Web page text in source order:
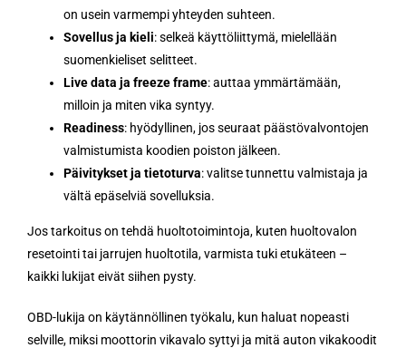
on usein varmempi yhteyden suhteen.
Sovellus ja kieli: selkeä käyttöliittymä, mielellään
suomenkieliset selitteet.
Live data ja freeze frame: auttaa ymmärtämään,
milloin ja miten vika syntyy.
Readiness: hyödyllinen, jos seuraat päästövalvontojen
valmistumista koodien poiston jälkeen.
Päivitykset ja tietoturva: valitse tunnettu valmistaja ja
vältä epäselviä sovelluksia.
Jos tarkoitus on tehdä huoltotoimintoja, kuten huoltovalon
resetointi tai jarrujen huoltotila, varmista tuki etukäteen –
kaikki lukijat eivät siihen pysty.
OBD-lukija on käytännöllinen työkalu, kun haluat nopeasti
selville, miksi moottorin vikavalo syttyi ja mitä auton vikakoodit